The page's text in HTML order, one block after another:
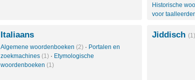
Historische
voor
Italiaans
Algemene woordenboeken (2) · Portalen en
zoekmachines (1) · Etymologische
woordenboeken (1)
Jiddisch (1)